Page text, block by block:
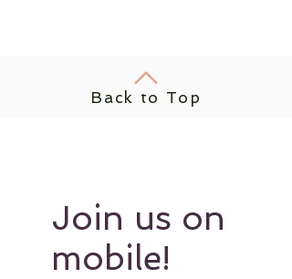
Back to Top
Join us on
mobile!